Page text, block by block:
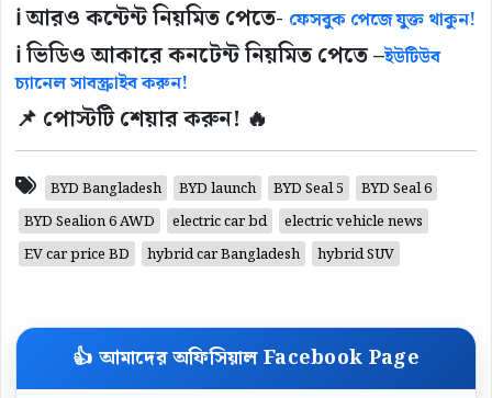
ℹ️ আরও কন্টেন্ট নিয়মিত পেতে- ফেসবুক পেজে যুক্ত থাকুন!
ℹ️ ভিডিও আকারে কনটেন্ট নিয়মিত পেতে –ইউটিউব
চ্যানেল সাবস্ক্রাইব করুন!
📌 পোস্টটি শেয়ার করুন! 🔥
BYD Bangladesh BYD launch BYD Seal 5
BYD Seal 6
BYD Sealion 6 AWD
electric car bd
electric vehicle news
EV car price BD
hybrid car Bangladesh hybrid SUV
👍 আমাদের অফিসিয়াল Facebook Page